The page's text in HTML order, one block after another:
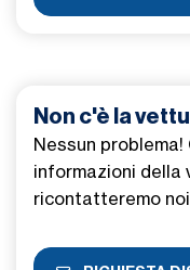
Non c'è la
Nessun
informazioni della
ricontatteremo